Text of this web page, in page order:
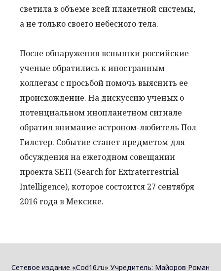
светила в объеме всей планетной системы,
а не только своего небесного тела.
После обнаружения вспышки российские
ученые обратились к иностранным
коллегам с просьбой помочь выяснить ее
происхождение. На дискуссию ученых о
потенциальном инопланетном сигнале
обратил внимание астроном-любитель Пол
Гилстер. Событие станет предметом для
обсуждения на ежегодном совещании
проекта SETI (Search for Extraterrestrial
Intelligence), которое состоится 27 сентября
2016 года в Мексике.
Сетевое издание «Cod16.ru» Учредитель: Майоров Роман